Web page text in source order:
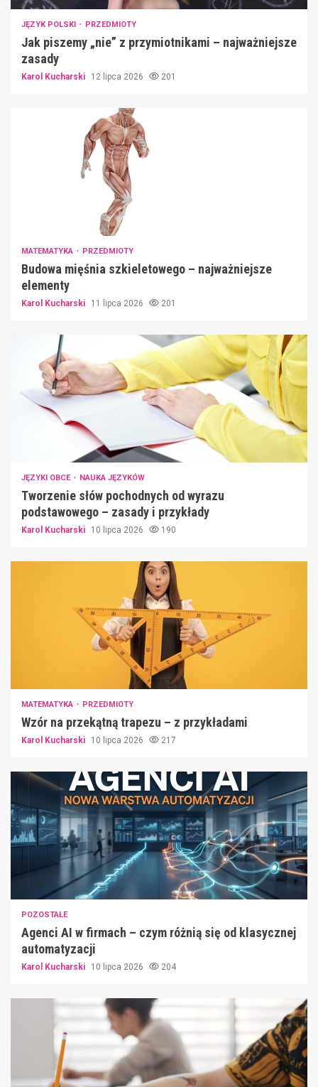
JĘZYK POLSKI PRZEDMIOTY
Jak piszemy „nie” z przymiotnikami – najważniejsze
zasady
Karol Kucharski 12 lipca 2026 201
MATEMATYKA PRZEDMIOTY
Budowa mięśnia szkieletowego – najważniejsze
elementy
Karol Kucharski 11 lipca 2026 201
JĘZYKI OBCE NAUKA JĘZYKÓW
Tworzenie słów pochodnych od wyrazu
podstawowego – zasady i przykłady
Karol Kucharski 10 lipca 2026 190
MATEMATYKA PRZEDMIOTY
Wzór na przekątną trapezu – z przykładami
Karol Kucharski 10 lipca 2026 217
POZOSTAŁE
Agenci AI w firmach – czym różnią się od klasycznej
automatyzacji
Karol Kucharski 10 lipca 2026 204